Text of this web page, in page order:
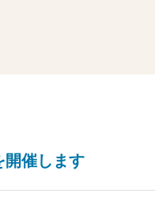
開催します